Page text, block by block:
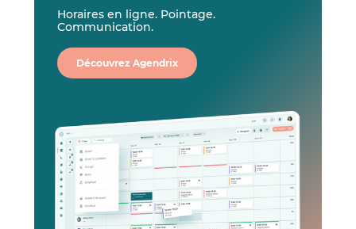
Horaires en ligne. Pointage.
Communication.
Découvrez Agendrix